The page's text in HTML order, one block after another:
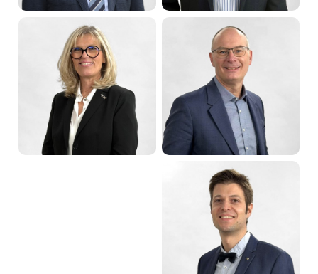
Marc ZINGRAFF
Maire de Sarreguemines
Jean-Marc
SCHWARTZ
Premier adjoint
Denis PEIFFER
Troisième adjoint